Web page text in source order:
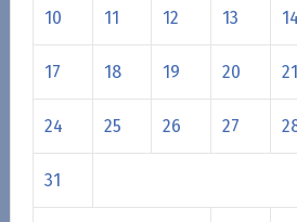
10 11 12 13 14
17 18 19 20 21
24 25 26 27
31